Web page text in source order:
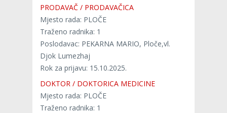
PRODAVAČ / PRODAVAČICA
Mjesto rada: PLOČE
Traženo radnika: 1
Poslodavac: PEKARNA MARIO, Ploče,vl.
Djok Lumezhaj
Rok za prijavu: 15.10.2025.
DOKTOR / DOKTORICA MEDICINE
Mjesto rada: PLOČE
Traženo radnika: 1